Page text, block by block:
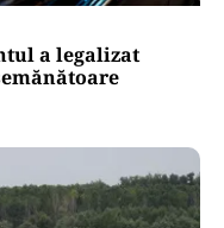
a legalizat